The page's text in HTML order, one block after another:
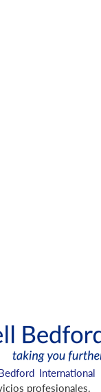
International
profesionales.